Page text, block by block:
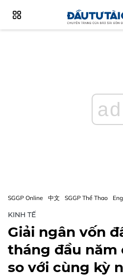
ad
SGGP Online 中文 SGGP Thể Thao
KINH TẾ
Giải ngân vốn
tháng đầu năm
so với cùng kỳ